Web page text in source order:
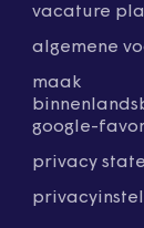
vacature
algemene
maak
google-
privacy